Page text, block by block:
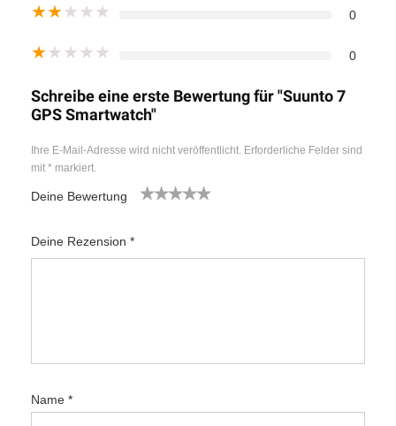
★★★★★ 0
★★★★★ 0
Schreibe eine erste Bewertung für "Suunto 7
GPS Smartwatch"
Ihre E-Mail-Adresse wird nicht veröffentlicht. Erforderliche Felder sind
mit * markiert.
Deine Bewertung
Deine Rezension *
Name *